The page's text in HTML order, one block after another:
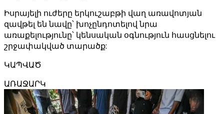
Իսրայելի ուժերը երկուշաբթի վաղ առավոտյան
զավթել են նավը՝ խոչընդոտելով նրա
առաքելությունը՝ կենսական օգնություն հասցնելու
շրջափակված տարածք:
ԿԱՊՎԱԾ
ԱՌԱՋԱՐԿ